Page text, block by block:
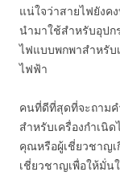
แน่ใจว่าสายไฟยังค
นำมาใช้สำหรับอุปก
ไฟแบบพกพาสำหรับ
ไฟฟ้า
คนที่ดีที่สุดที่จะถาม
สำหรับเครื่องกำเนิ
คุณหรือผู้เชี่ยวชาญเ
เชี่ยวชาญเพื่อให้มั่น